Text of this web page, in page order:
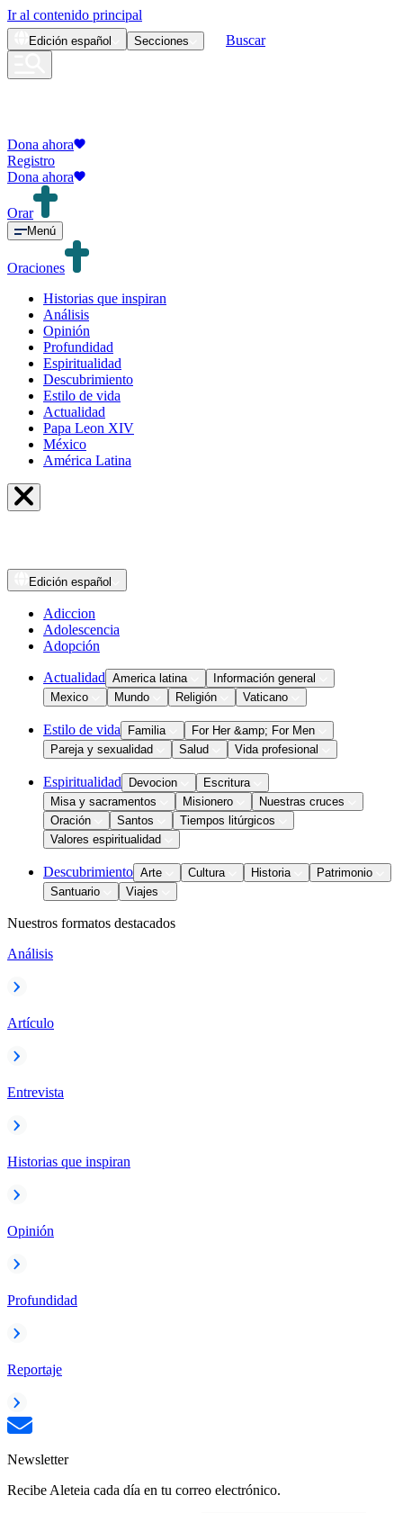
Ir al contenido principal
Edición español Secciones Buscar
Dona ahora
Registro
Dona ahora
Orar
Menú
Oraciones
Historias que inspiran
Análisis
Opinión
Profundidad
Espiritualidad
Descubrimiento
Estilo de vida
Actualidad
Papa Leon XIV
México
América Latina
Edición español
Adiccion
Adolescencia
Adopción
Actualidad America latina
Información general
Mexico
Mundo Religión Vaticano
Estilo de vida Familia
For Her &amp; For Men
Pareja y sexualidad
Salud Vida profesional
Espiritualidad Devocion
Escritura
Misa y sacramentos
Misionero
Nuestras cruces
Oración
Santos
Tiempos litúrgicos
Valores espiritualidad
Descubrimiento Arte Cultura Historia
Patrimonio
Santuario
Viajes
Nuestros formatos destacados
Análisis
Artículo
Entrevista
Historias que inspiran
Opinión
Profundidad
Reportaje
Newsletter
Recibe Aleteia cada día en tu correo electrónico.